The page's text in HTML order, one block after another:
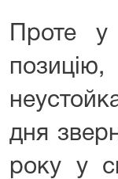
Проте
дня
року у